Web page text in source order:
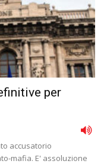
per
accusatorio
mafia. E' assoluzione